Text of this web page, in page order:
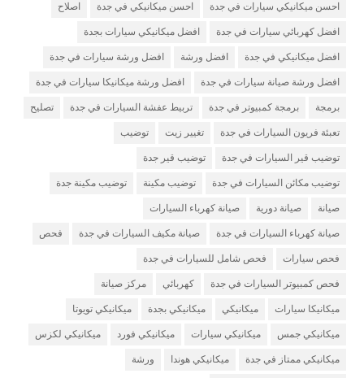
احسن ميكانيكي سيارات في جدة احسن ميكانيكي في جدة اصلاح
افضل كهربائي سيارات في جدة افضل ميكانيكي سيارات بجدة
افضل ميكانيكي في جدة افضل ورشة افضل ورشة سيارات في جدة
افضل ورشة صيانة سيارات في جدة افضل ورشة ميكانيكا سيارات في جدة
برمجة برمجة كمبيوتر في جدة تربيط عفشة السيارات في جدة تصليح
تعبئة فريون السيارات في جدة تغيير زيت توضيب
توضيب قير السيارات في جدة توضيب قير جدة
توضيب مكائن السيارات في جدة توضيب مكينة توضيب مكينة جدة
صيانة صيانة دورية صيانة كهرباء السيارات
صيانة كهرباء السيارات في جدة صيانة مكيف السيارات في جدة فحص
فحص سيارات فحص شامل للسيارات في جدة
فحص كمبيوتر السيارات في جدة كهربائي مركز صيانة
ميكانيكا سيارات ميكانيكي ميكانيكي بجدة ميكانيكي تويوتا
ميكانيكي جمس ميكانيكي سيارات ميكانيكي فورد ميكانيكي لكزس
ميكانيكي ممتاز في جدة ميكانيكي هوندا ورشة